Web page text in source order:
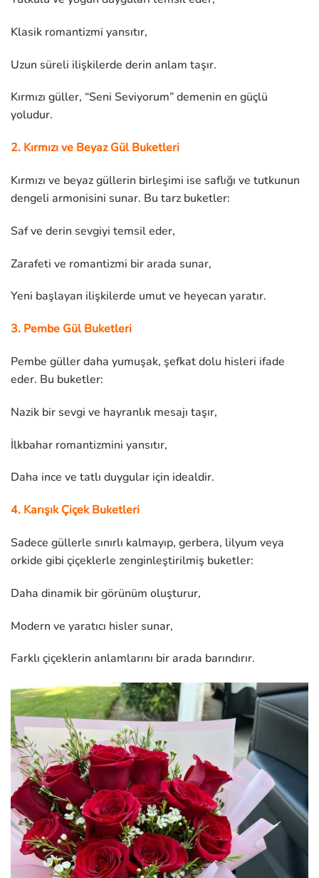
Klasik romantizmi yansıtır,
Uzun süreli ilişkilerde derin anlam taşır.
Kırmızı güller, “Seni Seviyorum” demenin en güçlü
yoludur.
2. Kırmızı ve Beyaz Gül Buketleri
Kırmızı ve beyaz güllerin birleşimi ise saflığı ve tutkunun
dengeli armonisini sunar. Bu tarz buketler:
Saf ve derin sevgiyi temsil eder,
Zarafeti ve romantizmi bir arada sunar,
Yeni başlayan ilişkilerde umut ve heyecan yaratır.
3. Pembe Gül Buketleri
Pembe güller daha yumuşak, şefkat dolu hisleri ifade
eder. Bu buketler:
Nazik bir sevgi ve hayranlık mesajı taşır,
İlkbahar romantizmini yansıtır,
Daha ince ve tatlı duygular için idealdir.
4. Karışık Çiçek Buketleri
Sadece güllerle sınırlı kalmayıp, gerbera, lilyum veya
orkide gibi çiçeklerle zenginleştirilmiş buketler:
Daha dinamik bir görünüm oluşturur,
Modern ve yaratıcı hisler sunar,
Farklı çiçeklerin anlamlarını bir arada barındırır.